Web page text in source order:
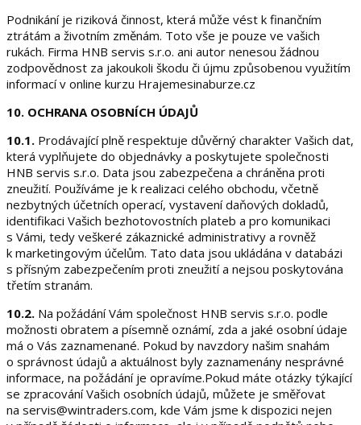
Podnikání je riziková činnost, která může vést k finančním
ztrátám a životním změnám. Toto vše je pouze ve vašich
rukách. Firma HNB servis s.r.o. ani autor nenesou žádnou
zodpovědnost za jakoukoli škodu či újmu způsobenou využitím
informací v online kurzu Hrajemesinaburze.cz
10. OCHRANA OSOBNÍCH ÚDAJŮ
10.1. Prodávající plně respektuje důvěrný charakter Vašich dat,
která vyplňujete do objednávky a poskytujete společnosti
HNB servis s.r.o. Data jsou zabezpečena a chráněna proti
zneužití. Používáme je k realizaci celého obchodu, včetně
nezbytných účetních operací, vystavení daňových dokladů,
identifikaci Vašich bezhotovostních plateb a pro komunikaci
s Vámi, tedy veškeré zákaznické administrativy a rovněž
k marketingovým účelům. Tato data jsou ukládána v databázi
s přísným zabezpečením proti zneužití a nejsou poskytována
třetím stranám.
10.2. Na požádání Vám společnost HNB servis s.r.o. podle
možnosti obratem a písemně oznámí, zda a jaké osobní údaje
má o Vás zaznamenané. Pokud by navzdory našim snahám
o správnost údajů a aktuálnost byly zaznamenány nesprávné
informace, na požádání je opravíme.Pokud máte otázky týkající
se zpracování Vašich osobních údajů, můžete je směřovat
na servis@wintraders.com, kde Vám jsme k dispozici nejen